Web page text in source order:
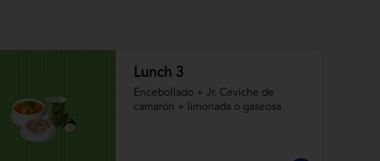
Lunch 3
Encebollado + Jr. Ceviche de
camarón + limonada o gaseosa